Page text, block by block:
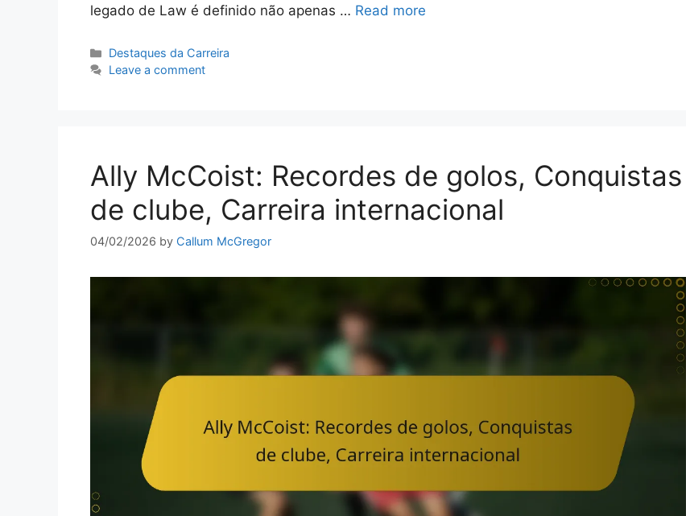
legado de Law é definido não apenas … Read more
Categories
Destaques da Carreira
Leave a comment
Ally McCoist: Recordes de golos, Conquistas
de clube, Carreira internacional
04/02/2026 by Callum McGregor